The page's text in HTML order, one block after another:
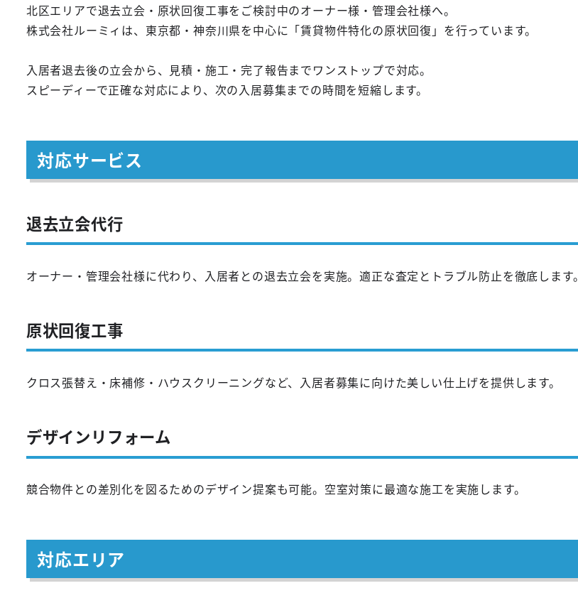
北区エリアで退去立会・原状回復工事をご検討中のオーナー様・管理会社様へ。
株式会社ルーミィは、東京都・神奈川県を中心に「賃貸物件特化の原状回復」を行っています。
入居者退去後の立会から、見積・施工・完了報告までワンストップで対応。
スピーディーで正確な対応により、次の入居募集までの時間を短縮します。
対応サービス
退去立会代行
オーナー・管理会社様に代わり、入居者との退去立会を実施。適正な査定とトラブル防止を徹底します。
原状回復工事
クロス張替え・床補修・ハウスクリーニングなど、入居者募集に向けた美しい仕上げを提供します。
デザインリフォーム
競合物件との差別化を図るためのデザイン提案も可能。空室対策に最適な施工を実施します。
対応エリア